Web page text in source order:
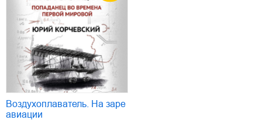
Воздухоплаватель. На заре
авиации